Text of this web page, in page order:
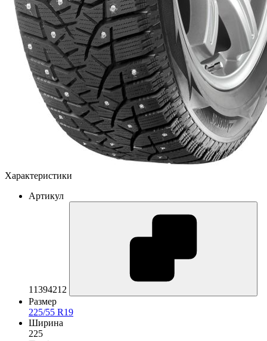
Характеристики
Артикул
11394212
Размер
225/55 R19
Ширина
225